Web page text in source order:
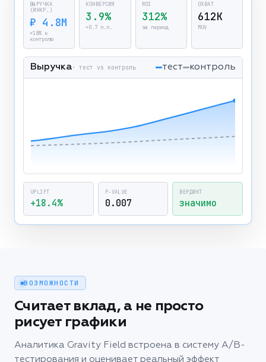
ВЫРУЧКА
(ИНКР.)
₽ 4.8M
+18% к
контролю
КОНВЕРСИЯ
3.9%
+0.7 п.п.
ROI
312%
за период
ОХВАТ
612K
MUV
Выручка· тест vs контроль тест контроль
UPLIFT
+18.4%
P-VALUE
0.007
ВЕРДИКТ
значимо
ВОЗМОЖНОСТИ
Считает вклад, а не просто
рисует графики
Аналитика Gravity Field встроена в систему A/B-
тестирования и оценивает реальный эффект